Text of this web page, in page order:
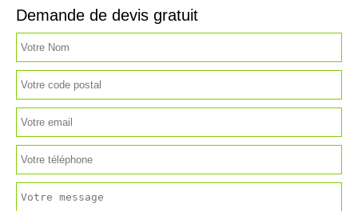
Demande de devis gratuit